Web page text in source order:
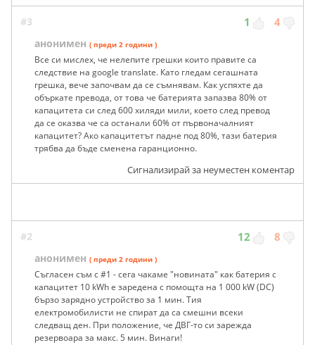
#3 1 4
анонимен ( преди 2 години )
Все си мислех, че нелепите грешки които правите са
следствие на google translate. Като гледам сегашната
грешка, вече започвам да се съмнявам. Как успяхте да
объркате превода, от това че батерията запазва 80% от
капацитета си след 600 хиляди мили, което след превод
да се оказва че са останали 60% от първоначалният
капацитет? Ако капацитетът падне под 80%, тази батерия
трябва да бъде сменена гаранционно.
Сигнализирай за неуместен коментар
#2 12 8
анонимен ( преди 2 години )
Съгласен съм с #1 - сега чакаме "новината" как батерия с
капацитет 10 kWh е заредена с помощта на 1 000 kW (DC)
бързо зарядно устройство за 1 мин. Тия
електромобилисти не спират да са смешни всеки
следващ ден. При положение, че ДВГ-то си зарежда
резервоара за макс. 5 мин. Винаги!